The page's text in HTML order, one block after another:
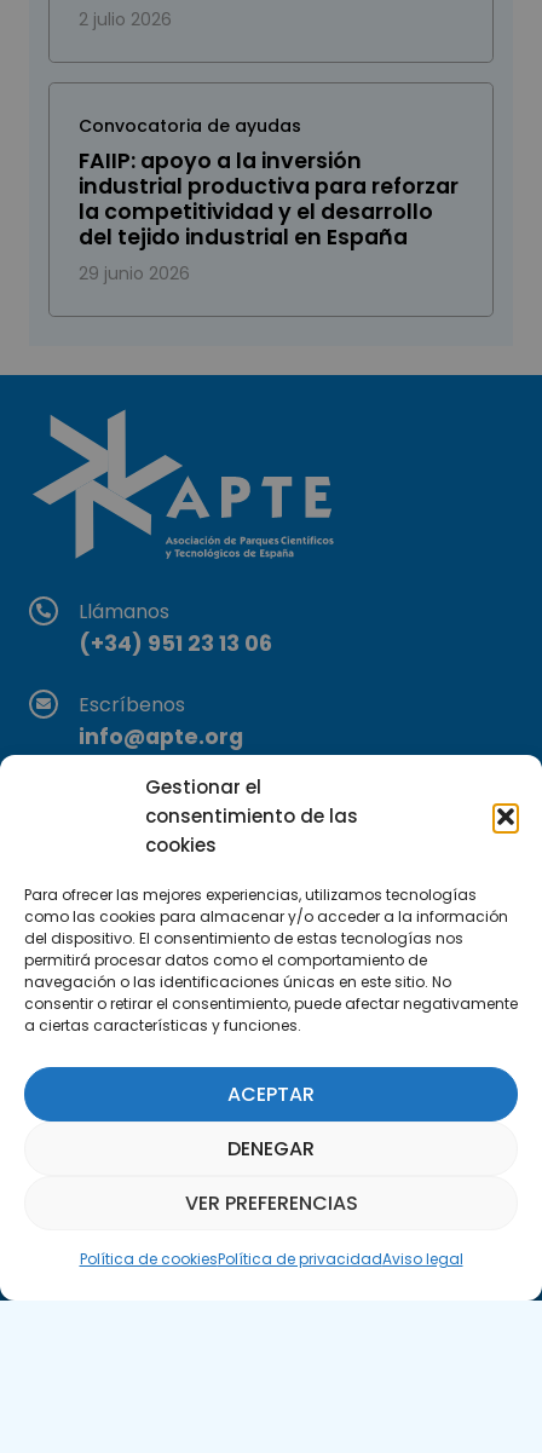
Gestionar el
consentimiento de las
cookies
Para ofrecer las mejores experiencias, utilizamos tecnologías
como las cookies para almacenar y/o acceder a la información
del dispositivo. El consentimiento de estas tecnologías nos
permitirá procesar datos como el comportamiento de
navegación o las identificaciones únicas en este sitio. No
consentir o retirar el consentimiento, puede afectar negativamente
a ciertas características y funciones.
ACEPTAR
DENEGAR
VER PREFERENCIAS
Política de cookiesPolítica de privacidadAviso legal
2 julio 2026
Convocatoria de ayudas
FAIIP: apoyo a la inversión
industrial productiva para reforzar
la competitividad y el desarrollo
del tejido industrial en España
29 junio 2026
Llámanos
(+34) 951 23 13 06
Escríbenos
info@apte.org
Encuéntranos
C/Marie Curie, 35
Suscríbete a nuestra Newsletter
SUSCRÍBETE AQUÍ